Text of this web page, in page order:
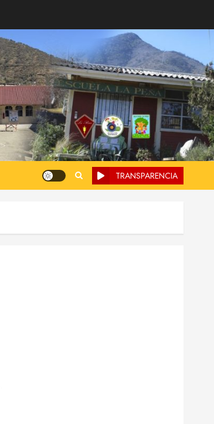
TRANSPARENCIA